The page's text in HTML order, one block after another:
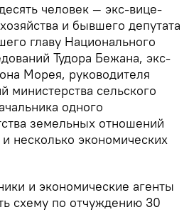
человек — экс-вице-
и бывшего депутата
главу Национального
Тудора Бежана, экс-
Морея, руководителя
министерства сельского
одного
земельных отношений
и несколько экономических
и экономические агенты
схему по отчуждению 30